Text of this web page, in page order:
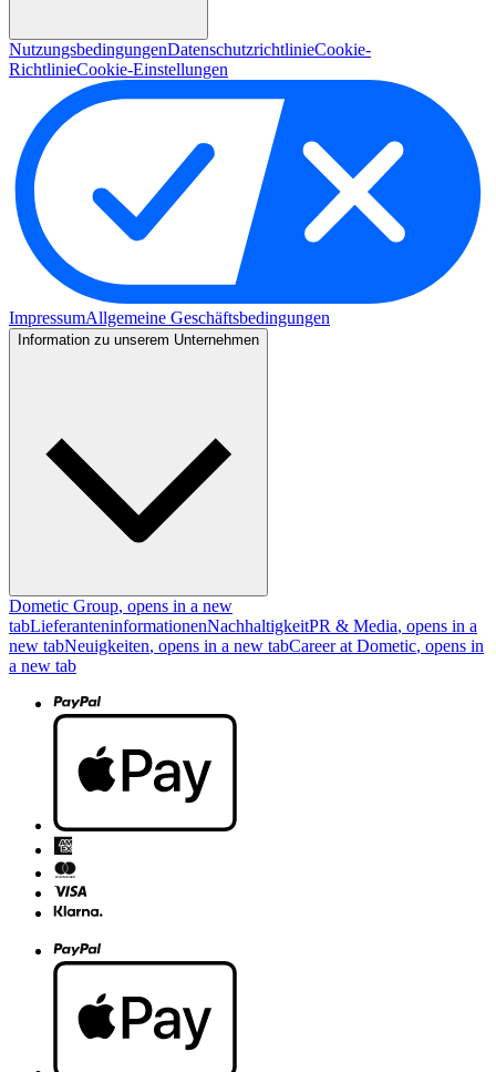
NutzungsbedingungenDatenschutzrichtlinieCookie-
RichtlinieCookie-Einstellungen
ImpressumAllgemeine Geschäftsbedingungen
Information zu unserem Unternehmen
Dometic Group, opens in a new
tabLieferanteninformationenNachhaltigkeitPR & Media, opens in a
new tabNeuigkeiten, opens in a new tabCareer at Dometic, opens in
a new tab